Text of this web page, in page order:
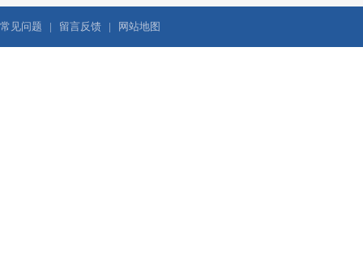
常见问题 | 留言反馈 | 网站地图